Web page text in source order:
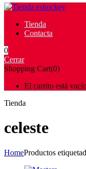
Tienda
Contacta
0
Cerrar
Shopping Cart(0)
El carrito está
Tienda
celeste
HomeProductos